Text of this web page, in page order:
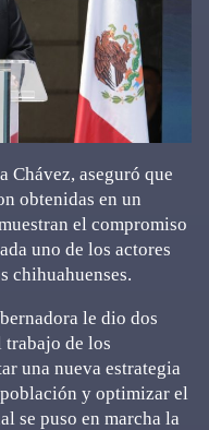
Chávez, aseguró que
obtenidas en un
el compromiso
uno de los actores
chihuahuenses.
le dio dos
de los
una nueva estrategia
y optimizar el
se puso en marcha la